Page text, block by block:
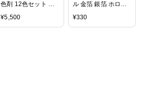
色剤 12色セット パ
ジコ
¥5,500
ル 金箔 銀箔 ホログ
ラム 2色
¥330